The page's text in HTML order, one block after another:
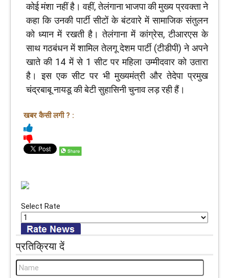
कोई मंशा नहीं है। वहीं, तेलंगाना भाजपा की मुख्य प्रवक्ता ने
कहा कि उनकी पार्टी सीटों के बंटवारे में सामाजिक संतुलन
को ध्यान में रखती है। तेलंगाना में कांग्रेस, टीआरएस के
साथ गठबंधन में शामिल तेलगू देशम पार्टी (टीडीपी) ने अपने
खाते की 14 में से 1 सीट पर महिला उम्मीदवार को उतारा
है। इस एक सीट पर भी मुख्यमंत्री और तेदेपा प्रमुख
चंद्रबाबू नायडू की बेटी सुहासिनी चुनाव लड़ रही हैं।
खबर कैसी लगी ? :
Select Rate
प्रतिक्रिया दें